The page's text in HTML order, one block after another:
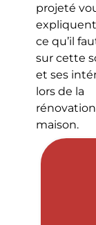
projeté
ce qu’il
sur cette
et ses
lors de la
rénovation
maison.